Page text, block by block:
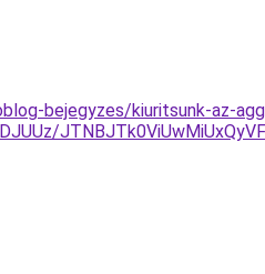
bejegyzes/kiuritsunk-az-